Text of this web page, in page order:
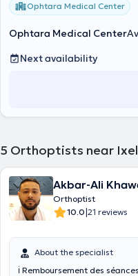
Ophtara Medical Center
Ophtara Medical Center
Next availability
5 Orthoptists near
Akbar-Ali
Orthoptist
10.0|21 reviews
About the specialist
ℹ️ Remboursement des